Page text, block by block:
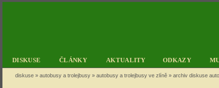
DISKUSE ČLÁNKY AKTUALITY ODKAZY
diskuse » autobusy a trolejbusy » autobusy a trolejbusy ve zlíně » archiv diskuse